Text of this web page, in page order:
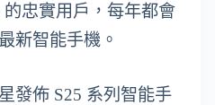
的忠實用戶，每年都會
新智能手機。
發佈 S25 系列智能手